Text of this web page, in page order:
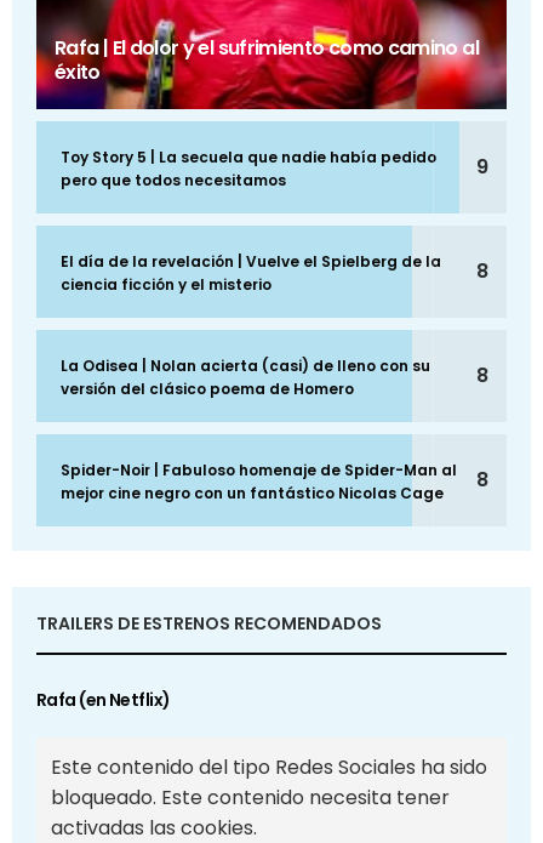
Rafa | El dolor y el sufrimiento como camino al
éxito
Toy Story 5 | La secuela que nadie había pedido
pero que todos necesitamos
9
El día de la revelación | Vuelve el Spielberg de la
ciencia ficción y el misterio
8
La Odisea | Nolan acierta (casi) de lleno con su
versión del clásico poema de Homero
8
Spider-Noir | Fabuloso homenaje de Spider-Man al
mejor cine negro con un fantástico Nicolas Cage
8
TRAILERS DE ESTRENOS RECOMENDADOS
Rafa (en Netflix)
Este contenido del tipo Redes Sociales ha sido
bloqueado. Este contenido necesita tener
activadas las cookies.